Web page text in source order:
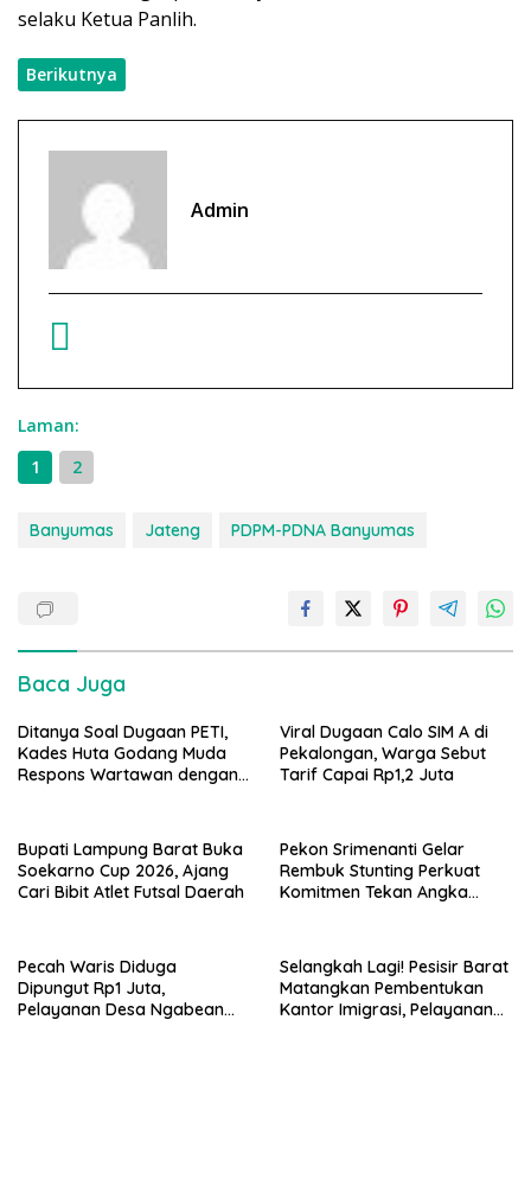
selaku Ketua Panlih.
Berikutnya
Admin
Laman:
1
2
Banyumas Jateng PDPM-PDNA Banyumas
Baca Juga
Ditanya Soal Dugaan PETI,
Kades Huta Godang Muda
Respons Wartawan dengan
Viral Dugaan Calo SIM A di
Pekalongan, Warga Sebut
Tarif Capai Rp1,2 Juta
Bupati Lampung Barat Buka
Soekarno Cup 2026, Ajang
Cari Bibit Atlet Futsal Daerah
Pekon Srimenanti Gelar
Rembuk Stunting Perkuat
Komitmen Tekan Angka
Pecah Waris Diduga
Dipungut Rp1 Juta,
Pelayanan Desa Ngabean
Selangkah Lagi! Pesisir Barat
Matangkan Pembentukan
Kantor Imigrasi, Pelayanan